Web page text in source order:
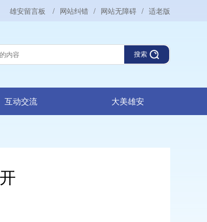
雄安留言板 / 网站纠错 / 网站无障碍 / 适老版
搜索
互动交流 大美雄安